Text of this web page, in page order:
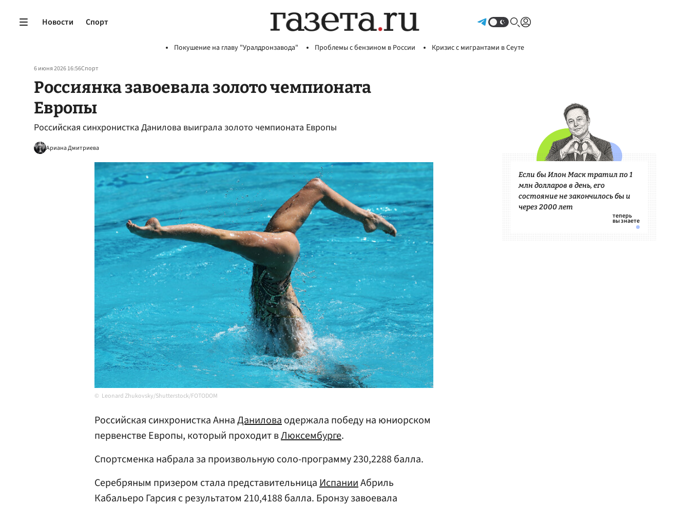
Новости Спорт
Покушение на главу "Уралдронзавода" Проблемы с бензином в России Кризис с мигрантами в Сеуте
6 июня 2026 16:56Спорт
Россиянка завоевала золото чемпионата
Европы
Российская синхронистка Данилова выиграла золото чемпионата Европы
Ариана Дмитриева
Leonard Zhukovsky/Shutterstock/FOTODOM
Российская синхронистка АннаДаниловаодержала победу на юниорском
первенстве Европы, который проходит вЛюксембурге.
Спортсменка набрала за произвольную соло-программу 230,2288 балла.
Серебряным призером стала представительницаИспанииАбриль
Кабальеро Гарсия с результатом 210,4188 балла. Бронзу завоевала
Если бы Илон Маск тратил по 1
млн долларов в день, его
состояние не закончилось бы и
через 2000 лет